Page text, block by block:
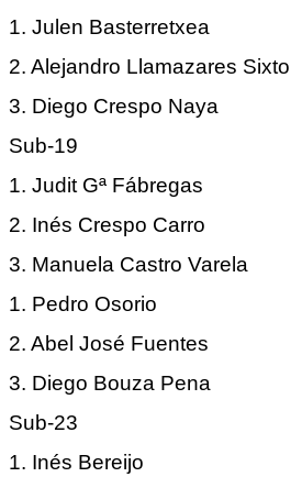
1. Julen Basterretxea
2. Alejandro Llamazares Sixto
3. Diego Crespo Naya
Sub-19
1. Judit Gª Fábregas
2. Inés Crespo Carro
3. Manuela Castro Varela
1. Pedro Osorio
2. Abel José Fuentes
3. Diego Bouza Pena
Sub-23
1. Inés Bereijo